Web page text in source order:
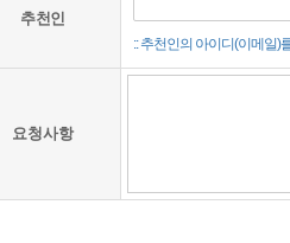
추천인
:: 추천인의 아이디(이메일)
요청사항